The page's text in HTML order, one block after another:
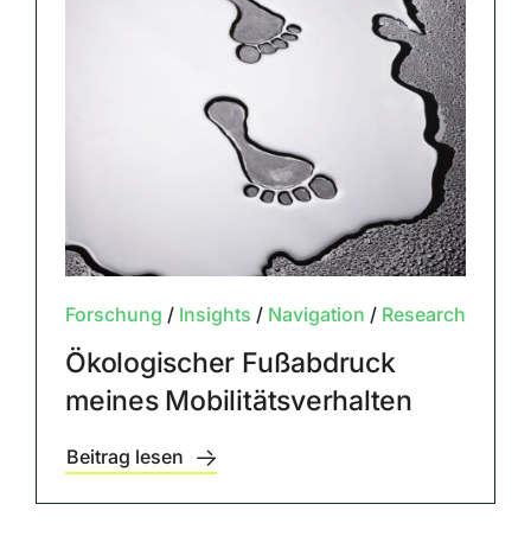
Forschung / Insights / Navigation / Research
Ökologischer Fußabdruck
meines Mobilitätsverhalten
Beitrag lesen